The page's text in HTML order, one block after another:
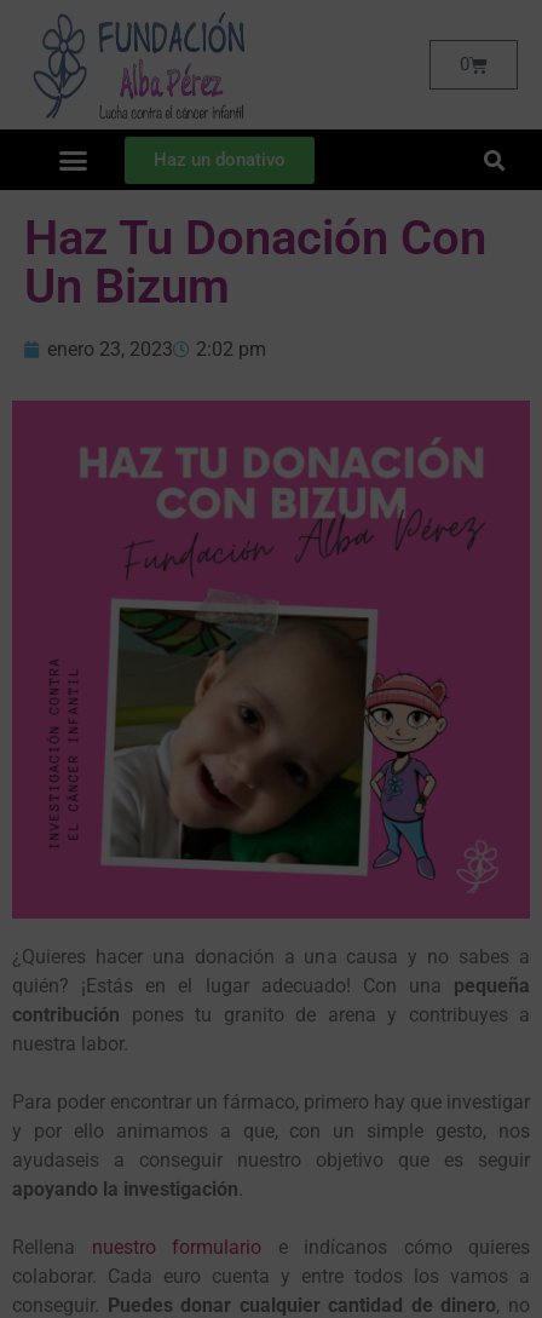
0
Haz un donativo
Haz Tu Donación Con
Un Bizum
enero 23, 2023 2:02 pm
¿Quieres hacer una donación a una causa y no sabes a
quién? ¡Estás en el lugar adecuado! Con una pequeña
contribución pones tu granito de arena y contribuyes a
nuestra labor.
Para poder encontrar un fármaco, primero hay que investigar
y por ello animamos a que, con un simple gesto, nos
ayudaseis a conseguir nuestro objetivo que es seguir
apoyando la investigación.
Rellena nuestro formulario e indícanos cómo quieres
colaborar. Cada euro cuenta y entre todos los vamos a
conseguir. Puedes donar cualquier cantidad de dinero, no